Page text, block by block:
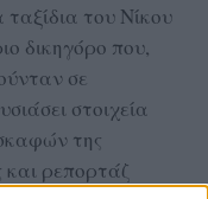
ταξίδια του Νίκου
δικηγόρο που,
σε
στοιχεία
της
ρεπορτάζ